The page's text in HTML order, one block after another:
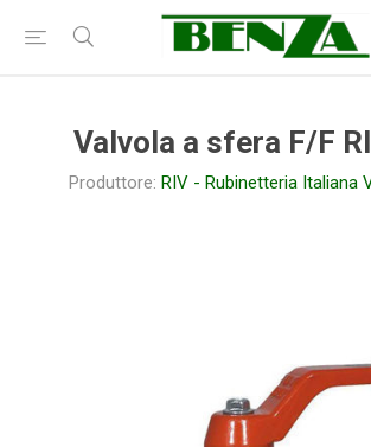
Valvola a sfera F/F
Produttore: RIV - Rubinetteria Italiana